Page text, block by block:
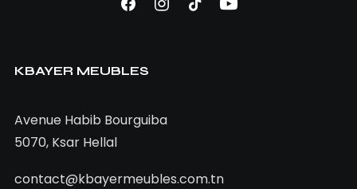
KBAYER MEUBLES
Avenue Habib Bourguiba
5070, Ksar Hellal
contact@kbayermeubles.com.tn